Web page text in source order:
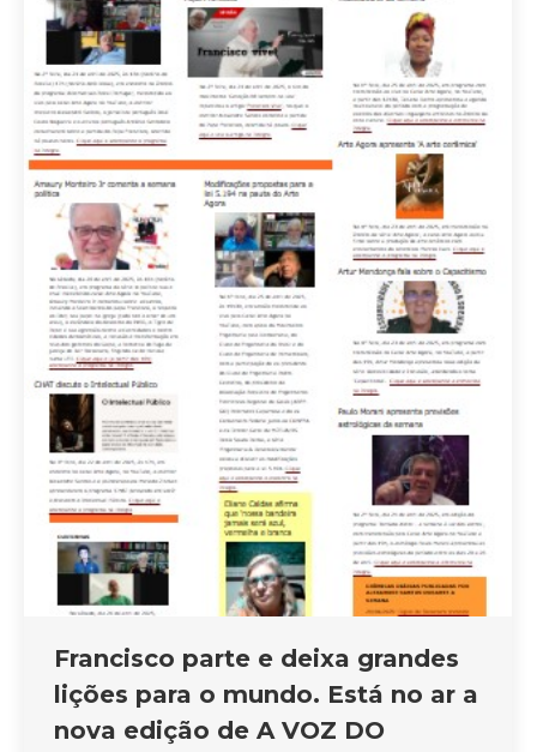
Francisco parte e deixa grandes
lições para o mundo. Está no ar a
nova edição de A VOZ DO